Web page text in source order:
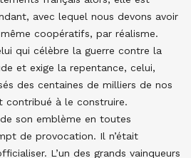
avec lequel nous devons avoir
coopératifs, par réalisme.
qui célèbre la guerre contre la
et exige la repentance, celui,
des centaines de milliers de nos
contribué à le construire.
son emblème en toutes
de provocation. Il n’était
L’un des grands vainqueurs